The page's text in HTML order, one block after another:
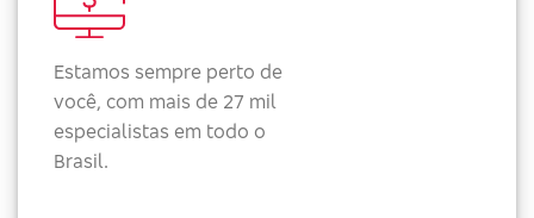
Estamos sempre perto de
você, com mais de 27 mil
especialistas em todo o
Brasil.